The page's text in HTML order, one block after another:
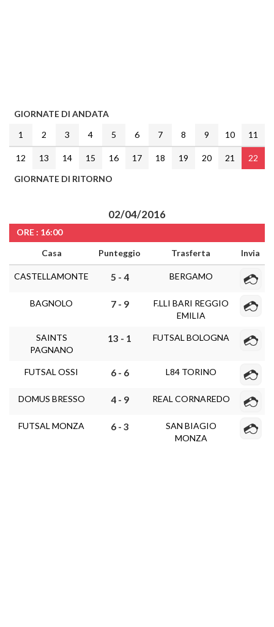
GIORNATE DI ANDATA
1
2 3 4 5 6 7 8 9 10 11
12 13 14 15 16 17 18 19 20 21
22
GIORNATE DI RITORNO
02/04/2016
ORE : 16:00
Casa
Punteggio Trasferta Invia
CASTELLAMONTE 5 - 4 BERGAMO
BAGNOLO 7 - 9
F.LLI BARI REGGIO
EMILIA
SAINTS
PAGNANO
13 - 1 FUTSAL BOLOGNA
FUTSAL OSSI 6 - 6 L84 TORINO
DOMUS BRESSO 4 - 9 REAL CORNAREDO
FUTSAL MONZA 6 - 3
SAN BIAGIO
MONZA